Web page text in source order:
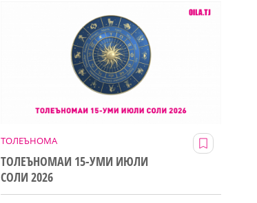
ТОЛЕЪНОМА
ТОЛЕЪНОМАИ 15-УМИ ИЮЛИ
СОЛИ 2026